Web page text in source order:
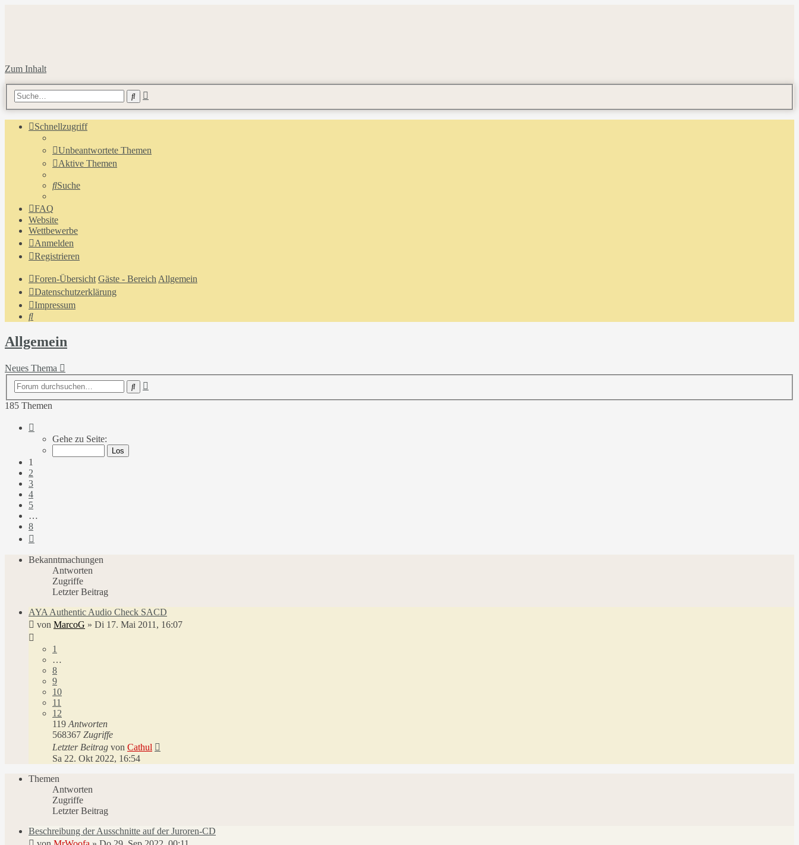
Zum Inhalt
Suche
Schnellzugriff
Unbeantwortete Themen
Aktive Themen
Suche
FAQ
Website
Wettbewerbe
Anmelden
Registrieren
Foren-Übersicht Gäste - Bereich Allgemein
Datenschutzerklärung
Impressum
Suche
Allgemein
Neues Thema
Suche
185 Themen
von
Gehe zu Seite:
1
2
3
4
5
…
8
Bekanntmachungen
Antworten
Zugriffe
Letzter Beitrag
AYA Authentic Audio Check SACD
von MarcoG » Di 17. Mai 2011, 16:07
1
…
8
9
10
11
12
119 Antworten
568367 Zugriffe
Letzter Beitrag von Cathul
Sa 22. Okt 2022, 16:54
Themen
Antworten
Zugriffe
Letzter Beitrag
Beschreibung der Ausschnitte auf der Juroren-CD